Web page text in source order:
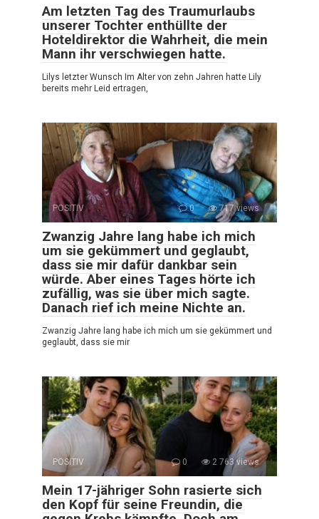
Am letzten Tag des Traumurlaubs
unserer Tochter enthüllte der
Hoteldirektor die Wahrheit, die mein
Mann ihr verschwiegen hatte.
Lilys letzter Wunsch Im Alter von zehn Jahren hatte Lily
bereits mehr Leid ertragen,
POSITIV 0 717 views
Zwanzig Jahre lang habe ich mich
um sie gekümmert und geglaubt,
dass sie mir dafür dankbar sein
würde. Aber eines Tages hörte ich
zufällig, was sie über mich sagte.
Danach rief ich meine Nichte an.
Zwanzig Jahre lang habe ich mich um sie gekümmert und
geglaubt, dass sie mir
POSITIV 0 2 763 views
Mein 17-jähriger Sohn rasierte sich
den Kopf für seine Freundin, die